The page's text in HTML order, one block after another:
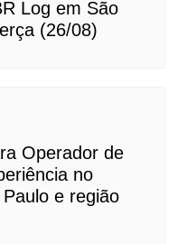
Log em São
(26/08)
Operador de
no
e região